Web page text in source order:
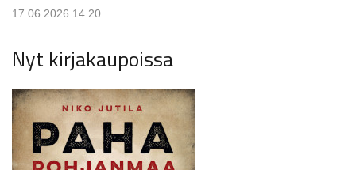
17.06.2026 14.20
Nyt kirjakaupoissa